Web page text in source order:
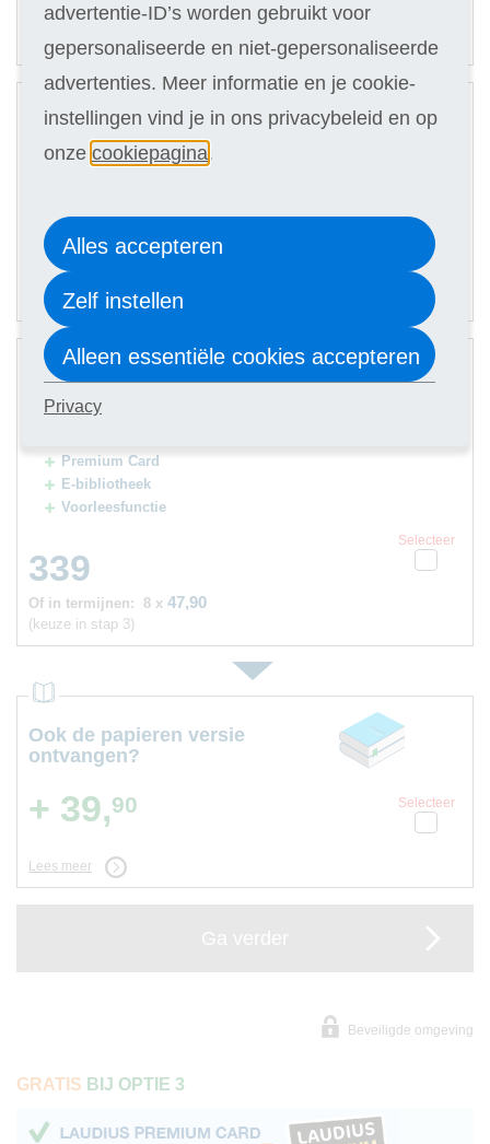
Of in termijnen: 8 x 40,90
(keuze in stap 3)
Digitale cursus
Hulp docent
319
Selecteer
Of in termijnen:
(keuze in stap 3)
2
Digitale cursus
Hulp docent
Premium Card
E-bibliotheek
Voorleesfunctie
339
Selecteer
Of in termijnen: 8 x 47,90
(keuze in stap 3)
3
Ook de papieren versie
ontvangen?
Selecteer
+ 39,90
Lees meer
Beveiligde omgeving
GRATIS BIJ OPTIE 3
advertentie-ID’s worden gebruikt voor
gepersonaliseerde en niet-gepersonaliseerde
advertenties. Meer informatie en je cookie-
instellingen vind je in ons privacybeleid en op
onze cookiepagina .
Alles accepteren
Zelf instellen
Alleen essentiële cookies accepteren
Privacy